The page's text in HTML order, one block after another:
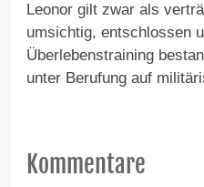
Leonor gilt zwar als
umsichtig, entschlossen
Überlebenstraining
unter Berufung auf
Kommentare